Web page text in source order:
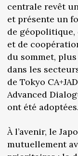
centrale revêt
et présente un
de
et de
du sommet,
dans les
de Tokyo
Advanced
ont été adoptées.
À l’avenir, le
mutuellement